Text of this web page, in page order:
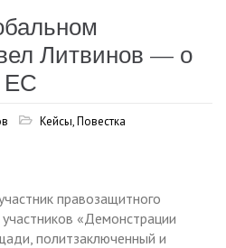
Литвинов — о
ЕС
Кейсы,Повестка
правозащитного
«Демонстрации
политзаключенный и